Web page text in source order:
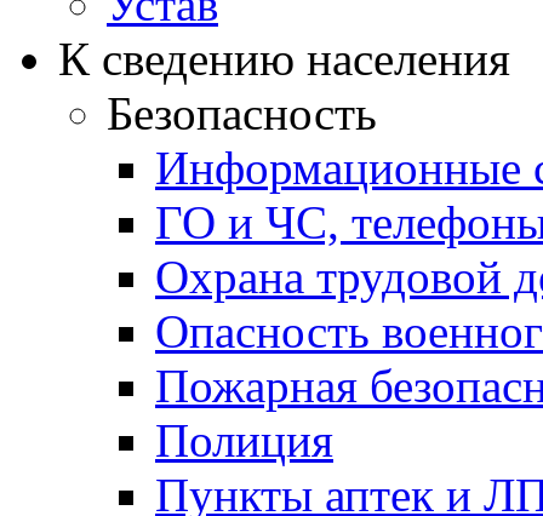
К сведению населения
Безопасность
Информационные
ГО и ЧС,
Охрана трудовой
Опасность
Пожарная
Полиция
Пункты аптек и